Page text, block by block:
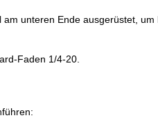
unteren Ende ausgerüstet, um
Faden 1/4-20.